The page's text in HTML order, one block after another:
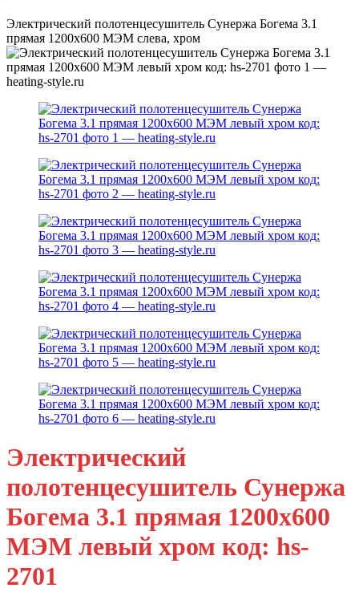
Электрический полотенцесушитель Сунержа Богема 3.1
прямая 1200x600 МЭМ слева, хром
Электрический
полотенцесушитель Сунержа
Богема 3.1 прямая 1200x600
МЭМ левый хром код: hs-
2701